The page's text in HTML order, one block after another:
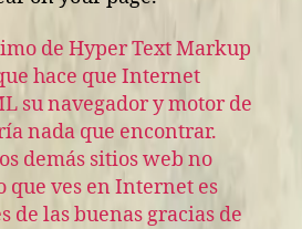
de Hyper Text Markup
hace que Internet
su navegador y motor de
nada que encontrar.
demás sitios web no
que ves en Internet es
de las buenas gracias de